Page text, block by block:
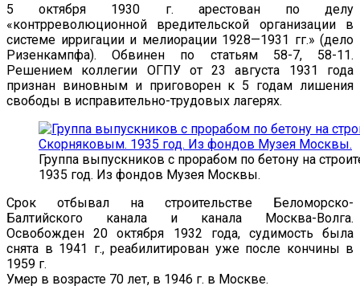
5 октября 1930 г. арестован по делу
«контрреволюционной вредительской организации в
системе ирригации и мелиорации 1928—1931 гг.» (дело
Ризенкампфа). Обвинен по статьям 58-7, 58-11.
Решением коллегии ОГПУ от 23 августа 1931 года
признан виновным и приговорен к 5 годам лишения
свободы в исправительно-трудовых лагерях.
Группа выпускников с прорабом по бетону на
1935 год. Из фондов Музея Москвы.
Срок отбывал на строительстве Беломорско-
Балтийского канала и канала Москва-Волга.
Освобожден 20 октября 1932 года, судимость была
снята в 1941 г., реабилитирован уже после кончины в
1959 г.
Умер в возрасте 70 лет, в 1946 г. в Москве.